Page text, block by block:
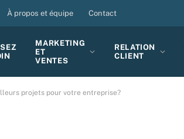
À propos et équipe Contact
MARKETING
ET
VENTES
RELATION
CLIENT
projets pour votre entreprise?